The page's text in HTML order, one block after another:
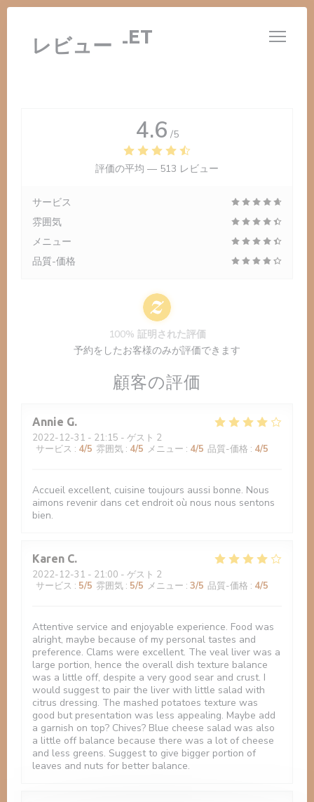
クッキー利用の管理について
LE 14 JUILLET
レビュー
顧客の評価
Annie G
2022-12-31 - 21:15 - ゲスト 2
サービス : 4/5 雰囲気 : 4/5 メニュー : 4/5 品質-価格 : 4/5
Accueil excellent, cuisine toujours aussi bonne. Nous
aimons revenir dans cet endroit où nous nous sentons
bien.
Karen C
2022-12-31 - 21:00 - ゲスト 2
サービス : 5/5 雰囲気 : 5/5 メニュー : 3/5 品質-価格 : 4/5
Attentive service and enjoyable experience. Food was
alright, maybe because of my personal tastes and
preference. Clams were excellent. The veal liver was a
large portion, hence the overall dish texture balance
was a little off, despite a very good sear and crust. I
would suggest to pair the liver with little salad with
citrus dressing. The mashed potatoes texture was
good but presentation was less appealing. Maybe add
a garnish on top? Chives? Blue cheese salad was also
a little off balance because there was a lot of cheese
and less greens. Suggest to give bigger portion of
leaves and nuts for better balance.
4.6 /5
評価の平均 — 513 レビュー
サービス
雰囲気
メニュー
品質-価格
100% 証明された評価
予約をしたお客様のみが評価できます